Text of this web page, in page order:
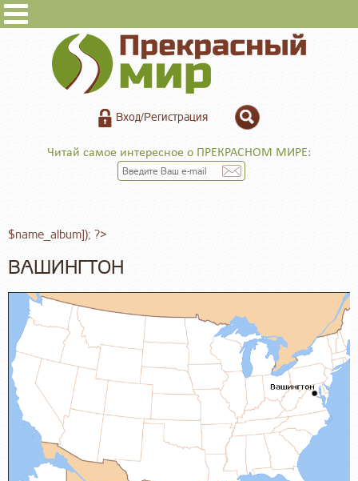
Вход/Регистрация
Читай самое интересное о ПРЕКРАСНОМ МИРЕ:
$name_album]); ?>
ВАШИНГТОН